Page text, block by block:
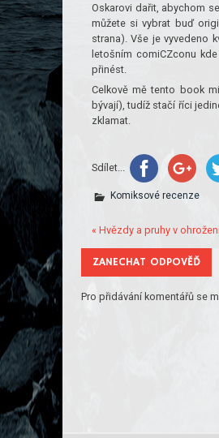
Oskarovi dařit, abychom
můžete si vybrat buď
strana). Vše je vyvedeno
letošním comiCZconu
přinést.
Celkově mě tento book
bývají), tudíž stačí říci
zklamat.
Sdílet...
Komiksové recenze
« Hvězdy a pruhy v
ZANECHAT ODPOVĚĎ
Pro přidávání komentářů se